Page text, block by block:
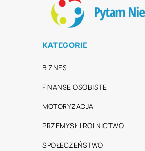
KATEGORIE
BIZNES
FINANSE OSOBISTE
MOTORYZACJA
PRZEMYSŁ I ROLNICTWO
SPOŁECZEŃSTWO